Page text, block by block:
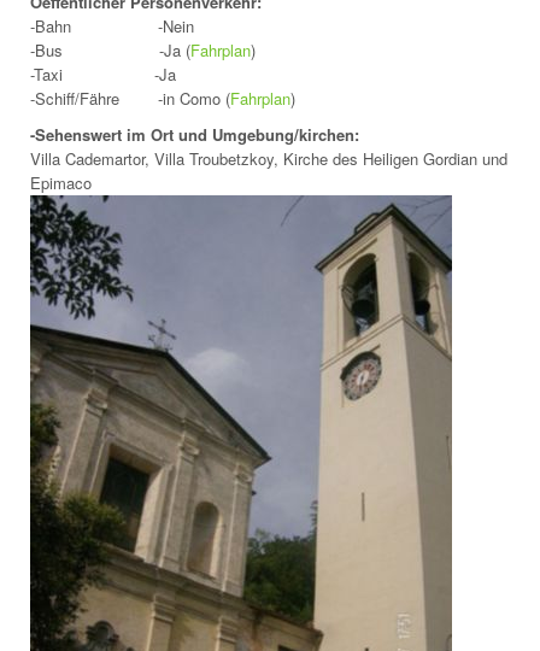
-Bahn
-Nein
-Bus
-Ja (Fahrplan)
-Taxi
-Ja
-Schiff/Fähre
-in Como (Fahrplan)
-Sehenswert im Ort und Umgebung/kirchen:
Villa Cademartor, Villa Troubetzkoy, Kirche des Heiligen Gordian und
Epimaco